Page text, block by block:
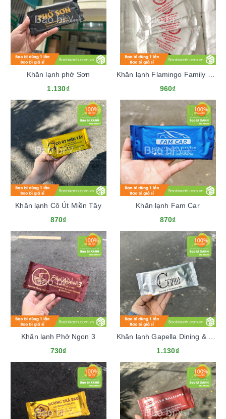
Khăn lạnh phở Sơn
1.130₫
960₫
Khăn lạnh Cô Út Miền Tây
870₫
Khăn lạnh Fam Car
870₫
Khăn lạnh Phở Ngon 3
730₫
1.130₫